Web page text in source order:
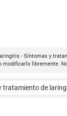
- Síntomas y
modificarlo libremente.
tratamiento de